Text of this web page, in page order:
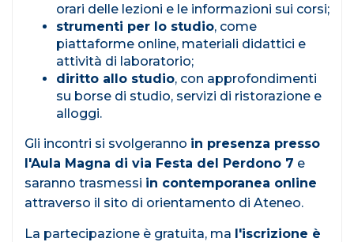
orari delle lezioni e le informazioni sui corsi;
strumenti per lo studio, come
piattaforme online, materiali didattici e
attività di laboratorio;
diritto allo studio, con approfondimenti
su borse di studio, servizi di ristorazione e
alloggi.
Gli incontri si svolgeranno in presenza presso
l'Aula Magna di via Festa del Perdono 7 e
saranno trasmessi in contemporanea online
attraverso il sito di orientamento di Ateneo.
La partecipazione è gratuita, ma l'iscrizione è